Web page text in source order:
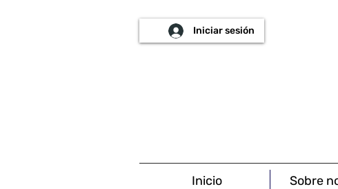
Iniciar sesión
Inicio Sobre